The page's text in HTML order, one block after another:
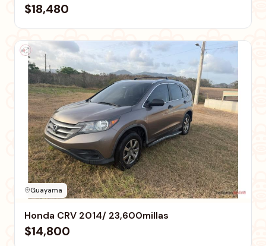
$18,480
Guayama
Honda CRV 2014/ 23,600millas
$14,800